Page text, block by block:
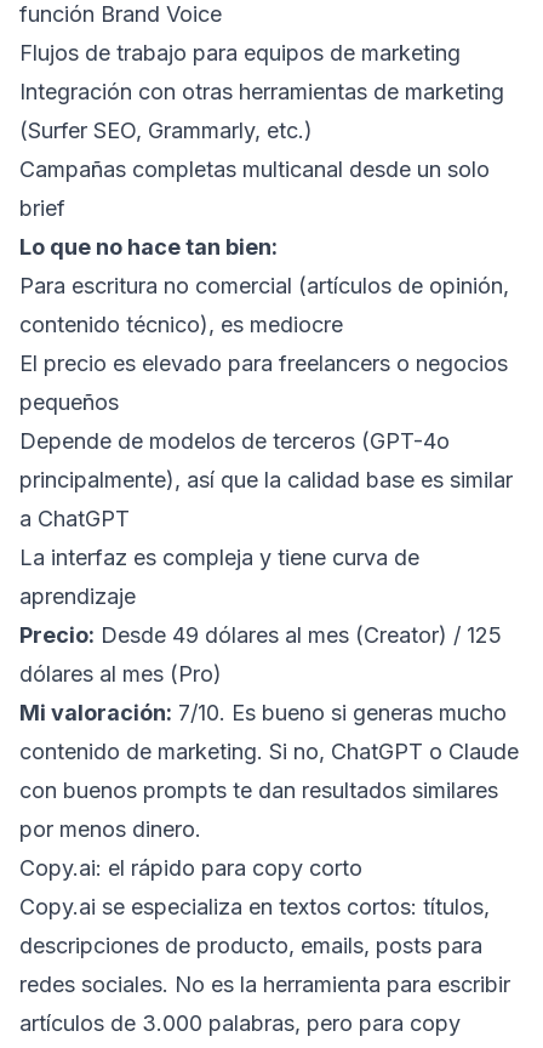
función Brand Voice
Flujos de trabajo para equipos de marketing
Integración con otras herramientas de marketing
(Surfer SEO, Grammarly, etc.)
Campañas completas multicanal desde un solo
brief
Lo que no hace tan bien:
Para escritura no comercial (artículos de opinión,
contenido técnico), es mediocre
El precio es elevado para freelancers o negocios
pequeños
Depende de modelos de terceros (GPT-4o
principalmente), así que la calidad base es similar
a ChatGPT
La interfaz es compleja y tiene curva de
aprendizaje
Precio: Desde 49 dólares al mes (Creator) / 125
dólares al mes (Pro)
Mi valoración: 7/10. Es bueno si generas mucho
contenido de marketing. Si no, ChatGPT o Claude
con buenos prompts te dan resultados similares
por menos dinero.
Copy.ai: el rápido para copy corto
Copy.ai se especializa en textos cortos: títulos,
descripciones de producto, emails, posts para
redes sociales. No es la herramienta para escribir
artículos de 3.000 palabras, pero para copy